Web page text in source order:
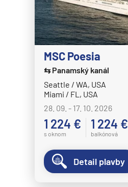
MSC Poesia
⇆ Panamský kanál
Seattle / WA, USA
Miami / FL, USA
28. 09. - 17. 10. 2026
1 224 €
s oknom
1 224 €
balkónová
Detail plavby